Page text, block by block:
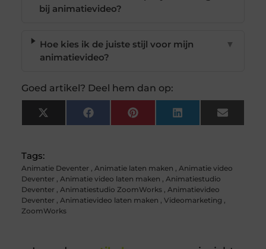
bij animatievideo?
Hoe kies ik de juiste stijl voor mijn
animatievideo?
▼
Goed artikel? Deel hem dan op:
X
(Twitter)
FacebookPinterest LinkedIn Email
Tags:
Animatie Deventer , Animatie laten maken , Animatie video
Deventer , Animatie video laten maken , Animatiestudio
Deventer , Animatiestudio ZoomWorks, Animatievideo
Deventer , Animatievideo laten maken , Videomarketing ,
ZoomWorks